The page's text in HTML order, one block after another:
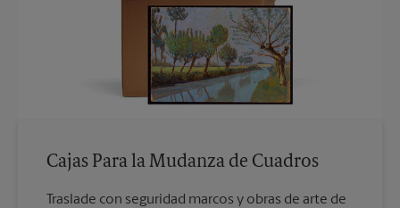
Cajas Para la Mudanza de Cuadros
Traslade con seguridad marcos y obras de arte de